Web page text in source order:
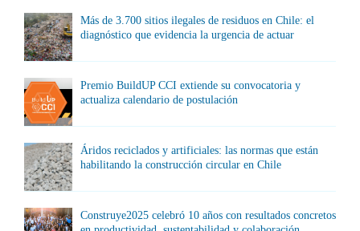
Más de 3.700 sitios ilegales de residuos en Chile: el
diagnóstico que evidencia la urgencia de actuar
Premio BuildUP CCI extiende su convocatoria y
actualiza calendario de postulación
Áridos reciclados y artificiales: las normas que están
habilitando la construcción circular en Chile
Construye2025 celebró 10 años con resultados concretos